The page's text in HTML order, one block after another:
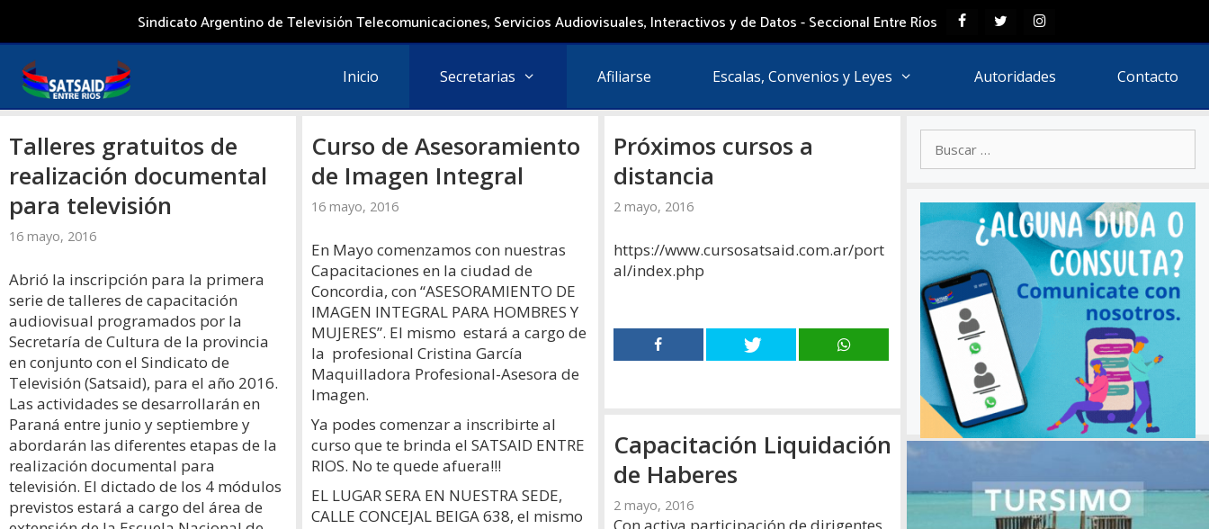
contenido
Sindicato Argentino de Televisión Telecomunicaciones, Servicios Audiovisuales, Interactivos y de Datos - Seccional Entre Ríos
Inicio Secretarias Afiliarse Escalas, Convenios y Leyes Autoridades Contacto
Talleres gratuitos de
realización documental
para televisión
16 mayo, 2016
Abrió la inscripción para la primera
serie de talleres de capacitación
audiovisual programados por la
Secretaría de Cultura de la provincia
en conjunto con el Sindicato de
Televisión (Satsaid), para el año 2016.
Las actividades se desarrollarán en
Paraná entre junio y septiembre y
abordarán las diferentes etapas de la
realización documental para
televisión. El dictado de los 4 módulos
previstos estará a cargo del área de
Curso de Asesoramiento
de Imagen Integral
16 mayo, 2016
En Mayo comenzamos con nuestras
Capacitaciones en la ciudad de
Concordia, con “ASESORAMIENTO DE
IMAGEN INTEGRAL PARA HOMBRES Y
MUJERES”. El mismo estará a cargo de
la profesional Cristina García
Maquilladora Profesional-Asesora de
Imagen.
Ya podes comenzar a inscribirte al
curso que te brinda el SATSAID ENTRE
RIOS. No te quede afuera!!!
EL LUGAR SERA EN NUESTRA SEDE,
CALLE CONCEJAL BEIGA 638, el mismo
Próximos cursos a
2 mayo, 2016
https://www.cursosatsaid.com.ar/port
al/index.php
Capacitación Liquidación
de Haberes
2 mayo, 2016